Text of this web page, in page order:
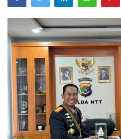
Giat Ops
Polisi Kita